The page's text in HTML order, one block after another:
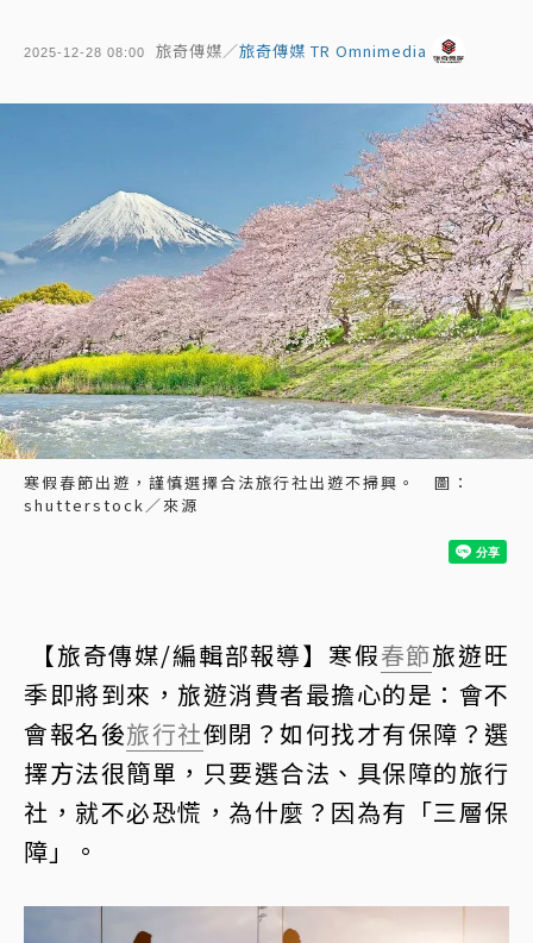
2025-12-28 08:00 旅奇傳媒／旅奇傳媒 TR Omnimedia
寒假春節出遊，謹慎選擇合法旅行社出遊不掃興。 圖：
shutterstock／來源
【旅奇傳媒/編輯部報導】寒假春節旅遊旺
季即將到來，旅遊消費者最擔心的是：會不
會報名後旅行社倒閉？如何找才有保障？選
擇方法很簡單，只要選合法、具保障的旅行
社，就不必恐慌，為什麼？因為有「三層保
障」。